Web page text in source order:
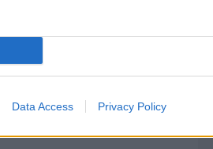
Data Access Privacy Policy
φορητές